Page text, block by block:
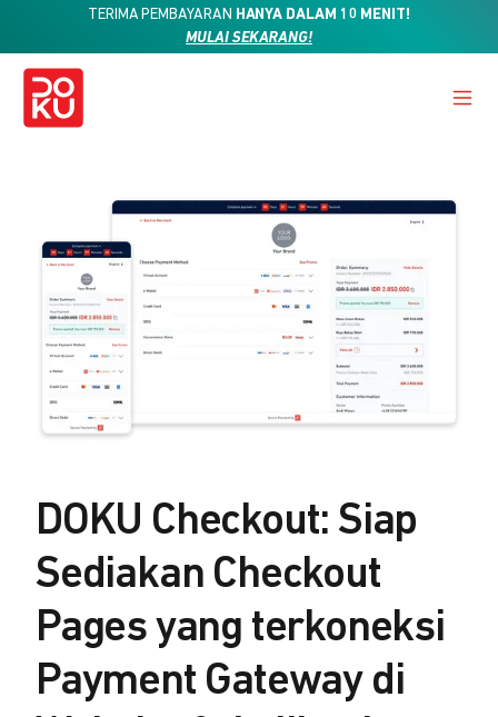
TERIMA PEMBAYARAN HANYA DALAM 10 MENIT!
MULAI SEKARANG!
DOKU Checkout: Siap
Sediakan Checkout
Pages yang terkoneksi
Payment Gateway di